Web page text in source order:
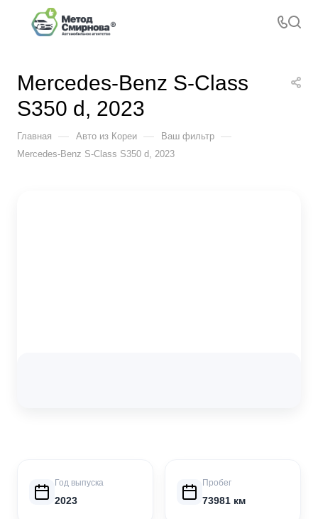
Mercedes-Benz S-Class
S350 d, 2023
Главная — Авто из Кореи — Ваш фильтр —
Mercedes-Benz S-Class S350 d, 2023
Год выпуска
2023
Пробег
73981 км